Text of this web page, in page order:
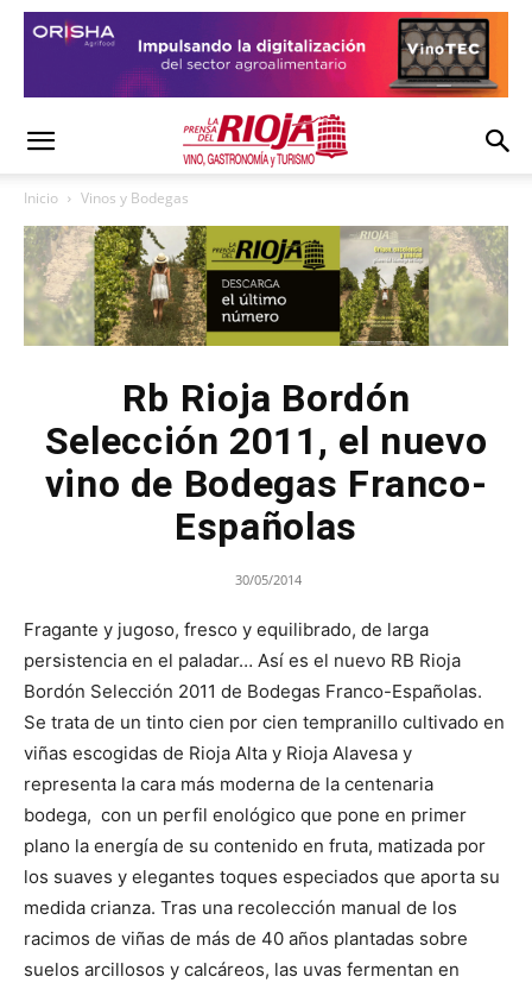
Inicio Vinos y Bodegas
Rb Rioja Bordón
Selección 2011, el nuevo
vino de Bodegas Franco-
Españolas
30/05/2014
Fragante y jugoso, fresco y equilibrado, de larga
persistencia en el paladar… Así es el nuevo RB Rioja
Bordón Selección 2011 de Bodegas Franco-Españolas.
Se trata de un tinto cien por cien tempranillo cultivado en
viñas escogidas de Rioja Alta y Rioja Alavesa y
representa la cara más moderna de la centenaria
bodega, con un perfil enológico que pone en primer
plano la energía de su contenido en fruta, matizada por
los suaves y elegantes toques especiados que aporta su
medida crianza. Tras una recolección manual de los
racimos de viñas de más de 40 años plantadas sobre
suelos arcillosos y calcáreos, las uvas fermentan en